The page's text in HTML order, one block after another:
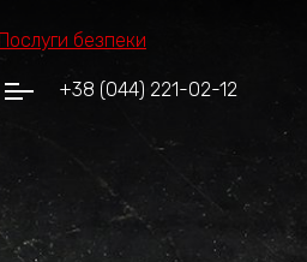
+38 (044) 221-02-12